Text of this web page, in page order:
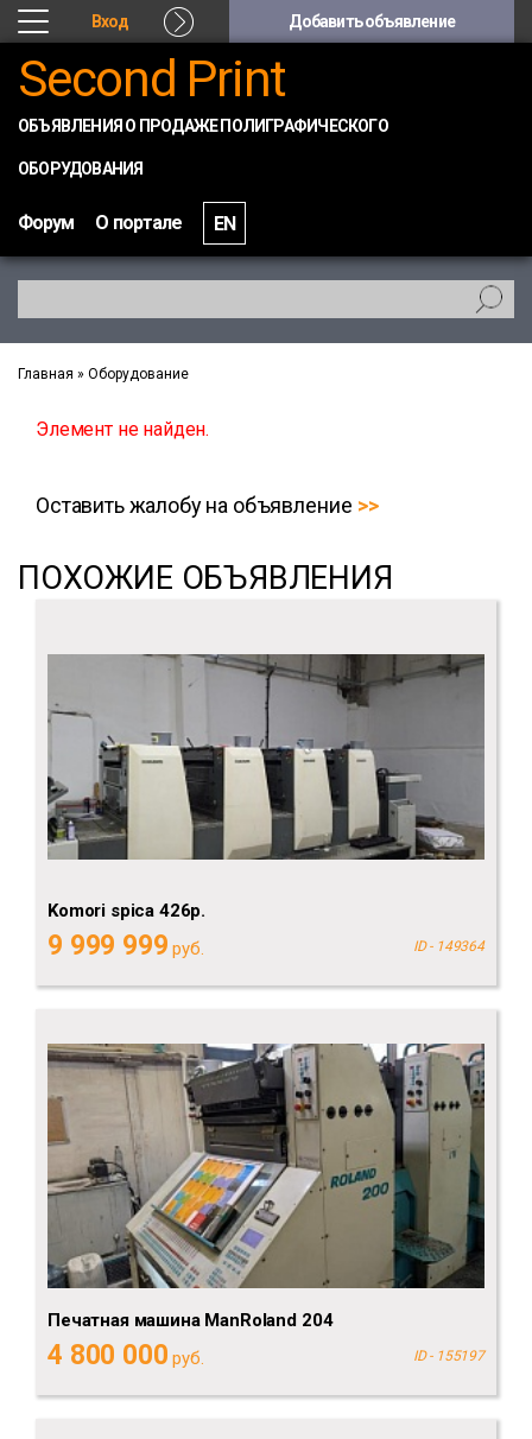
Вход Добавить объявление
Second Print
ОБЪЯВЛЕНИЯ О ПРОДАЖЕ ПОЛИГРАФИЧЕСКОГО
ОБОРУДОВАНИЯ
Форум О портале EN
Главная » Оборудование
Элемент не найден.
Оставить жалобу на объявление
ПОХОЖИЕ ОБЪЯВЛЕНИЯ
Komori spica 426p.
9 999 999 руб. ID - 149364
Печатная машина ManRoland 204
4 800 000 руб. ID - 155197